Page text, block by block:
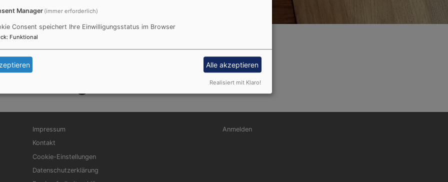
Billingshausen
Fußbereichsmenü
Impressum
Kontakt
Cookie-Einstellungen
Datenschutzerklärung
Benutzermenü
Anmelden
Manager (immer erforderlich)
Consent speichert Ihre Einwilligungsstatus im Browser
: Funktional
Alle akzeptieren
Realisiert mit Klaro!